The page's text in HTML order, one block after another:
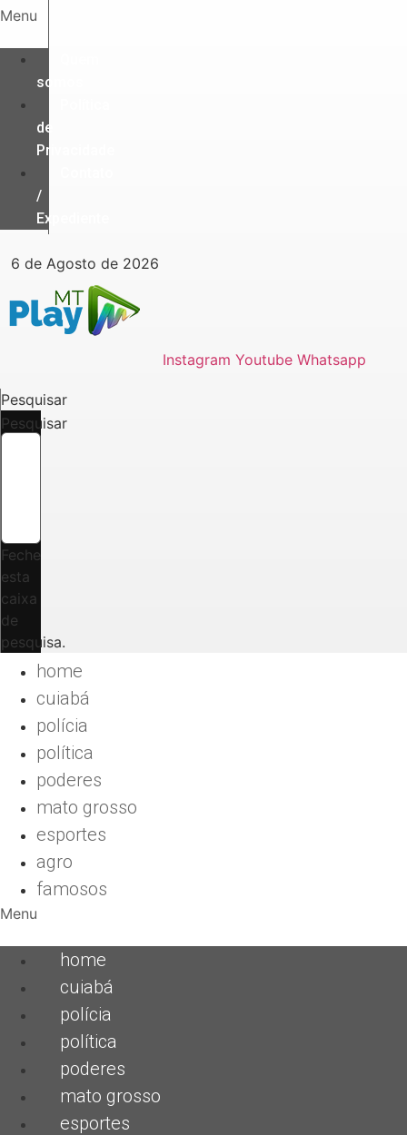
Ir
o
conteúdo
Menu
somos
de
Privacidade
/
Expediente
6 de Agosto de 2026
Instagram Youtube Whatsapp
Pesquisar
Pesquisar
Feche
esta
caixa
de
pesquisa.
home
cuiabá
polícia
política
poderes
mato grosso
esportes
agro
famosos
Menu
home
cuiabá
polícia
política
poderes
mato grosso
esportes